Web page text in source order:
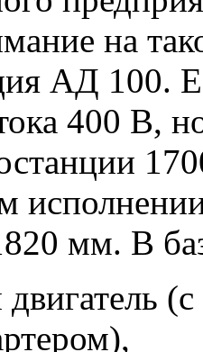
на
АД 100.
400 В,
мм. В